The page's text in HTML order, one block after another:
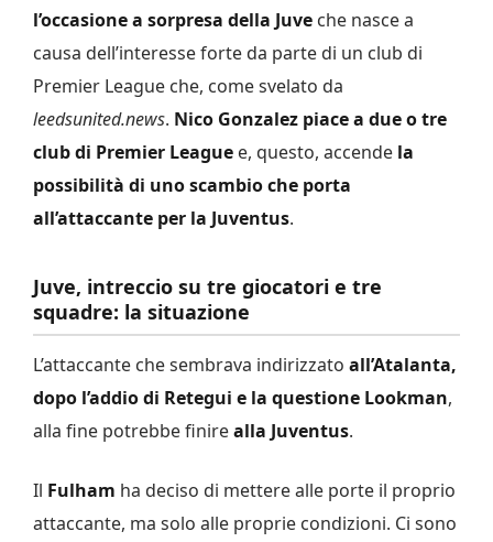
l’occasione a sorpresa della Juve che nasce a
causa dell’interesse forte da parte di un club di
Premier League che, come svelato da
leedsunited.news. Nico Gonzalez piace a due o tre
club di Premier League e, questo, accende la
possibilità di uno scambio che porta
all’attaccante per la Juventus.
Juve, intreccio su tre giocatori e tre
squadre: la situazione
L’attaccante che sembrava indirizzato all’Atalanta,
dopo l’addio di Retegui e la questione Lookman,
alla fine potrebbe finirealla Juventus.
Il Fulham ha deciso di mettere alle porte il proprio
attaccante, ma solo alle proprie condizioni. Ci sono